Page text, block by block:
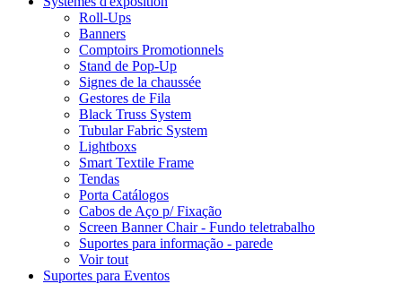
Roll-Ups
Banners
Comptoirs Promotionnels
Stand de Pop-Up
Signes de la chaussée
Gestores de Fila
Black Truss System
Tubular Fabric System
Lightboxs
Smart Textile Frame
Tendas
Porta Catálogos
Cabos de Aço p/ Fixação
Screen Banner Chair - Fundo teletrabalho
Suportes para informação - parede
Voir tout
Suportes para Eventos